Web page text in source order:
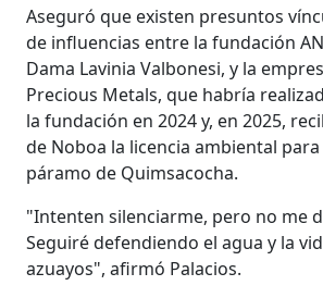
Aseguró que existen presuntos
de influencias entre la fundación
Dama Lavinia Valbonesi, y la
Precious Metals, que habría
la fundación en 2024 y, en 2025,
de Noboa la licencia ambiental
páramo de Quimsacocha.
"Intenten silenciarme, pero no me
Seguiré defendiendo el agua y la
azuayos", afirmó Palacios.